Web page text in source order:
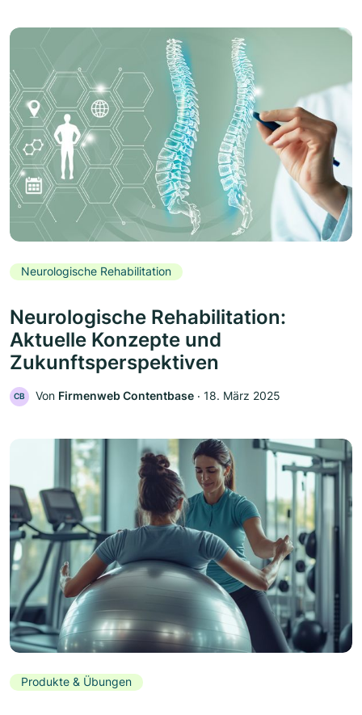
Neurologische Rehabilitation
Neurologische Rehabilitation:
Aktuelle Konzepte und
Zukunftsperspektiven
CB Von Firmenweb Contentbase ‧ 18. März 2025
Produkte & Übungen